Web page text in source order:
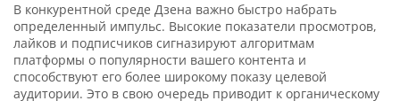
В конкурентной среде Дзена важно быстро набрать
определенный импульс. Высокие показатели просмотров,
лайков и подписчиков сигназируют алгоритмам
платформы о популярности вашего контента и
способствуют его более широкому показу целевой
аудитории. Это в свою очередь приводит к органическому